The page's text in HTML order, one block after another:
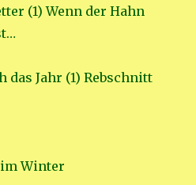
(1) Wenn der Hahn
das Jahr (1) Rebschnitt
Winter